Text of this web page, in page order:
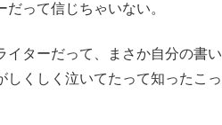
って信じちゃいない。
イターだって、まさか自分の書い
しくしく泣いてたって知ったこっ